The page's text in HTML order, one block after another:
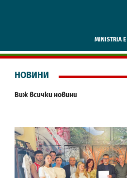
MINISTRIA E
НОВИНИ
Виж всички новини